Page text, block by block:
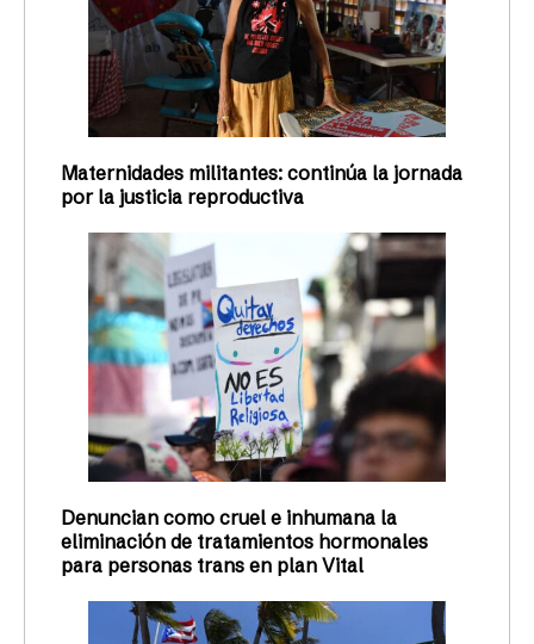
Maternidades militantes: continúa la jornada
por la justicia reproductiva
Denuncian como cruel e inhumana la
eliminación de tratamientos hormonales
para personas trans en plan Vital